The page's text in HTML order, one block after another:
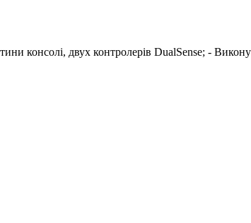
консолі, двух контролерів DualSense; -